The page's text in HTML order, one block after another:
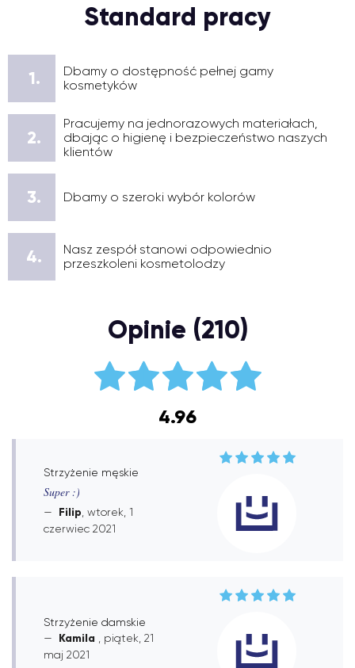
Standard pracy
1.
Dbamy o dostępność pełnej gamy
kosmetyków
2.
Pracujemy na jednorazowych materiałach,
dbając o higienę i bezpieczeństwo naszych
klientów
3. Dbamy o szeroki wybór kolorów
4.
Nasz zespół stanowi odpowiednio
przeszkoleni kosmetolodzy
Opinie (210)
4.96
Strzyżenie męskie
Super :)
Filip , wtorek, 1
czerwiec 2021
Strzyżenie damskie
Kamila
, piątek, 21
maj 2021